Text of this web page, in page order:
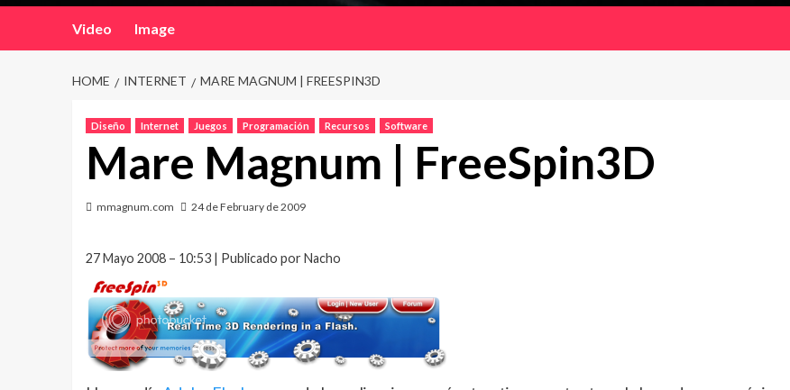
Video Image
HOME INTERNET MARE MAGNUM | FREESPIN3D
Diseño Internet Juegos Programación Recursos Software
Mare Magnum | FreeSpin3D
mmagnum.com 24 de February de 2009
27 Mayo 2008 – 10:53 | Publicado por Nacho